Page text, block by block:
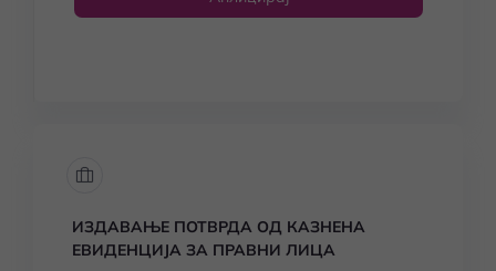
ИЗДАВАЊЕ ПОТВРДА ОД КАЗНЕНА
ЕВИДЕНЦИЈА ЗА ПРАВНИ ЛИЦА